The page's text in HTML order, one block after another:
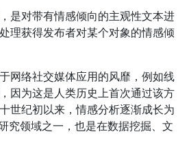
是对带有情感倾向的主观性文本进
理获得发布者对某个对象的情感倾
网络社交媒体应用的风靡，例如线
因为这是人类历史上首次通过该方
世纪初以来，情感分析逐渐成长为
究领域之一，也是在数据挖掘、文